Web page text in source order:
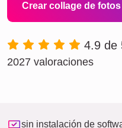
Crear collage de
4.9 de
2027 valoraciones
sin instalación de